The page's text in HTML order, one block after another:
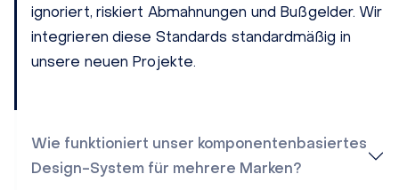
ignoriert, riskiert Abmahnungen und Bußgelder. Wir
integrieren diese Standards standardmäßig in
unsere neuen Projekte.
Wie funktioniert unser komponentenbasiertes
Design-System für mehrere Marken?